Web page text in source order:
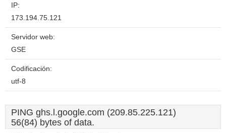
IP:
173.194.75.121
Servidor web:
GSE
Codificación:
utf-8
PING ghs.l.google.com (209.85.225.121)
56(84) bytes of data.